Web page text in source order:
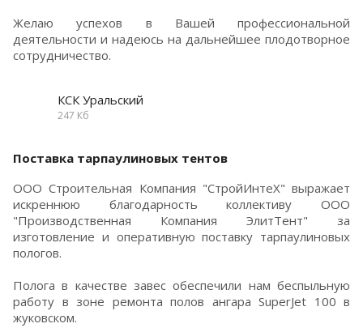
Желаю успехов в Вашей профессиональной
деятельности и надеюсь на дальнейшее плодотворное
сотрудничество.
КСК Уральский
247 Кб
Поставка тарпаулиновых тентов
ООО Строительная Компания "СтройИнтеХ" выражает
искреннюю благодарность коллективу ООО
"Производственная Компания ЭлитТент" за
изготовление и оперативную поставку тарпаулиновых
пологов.
Полога в качестве завес обеспечили нам беспыльную
работу в зоне ремонта полов ангара SuperJet 100 в
жуковском.